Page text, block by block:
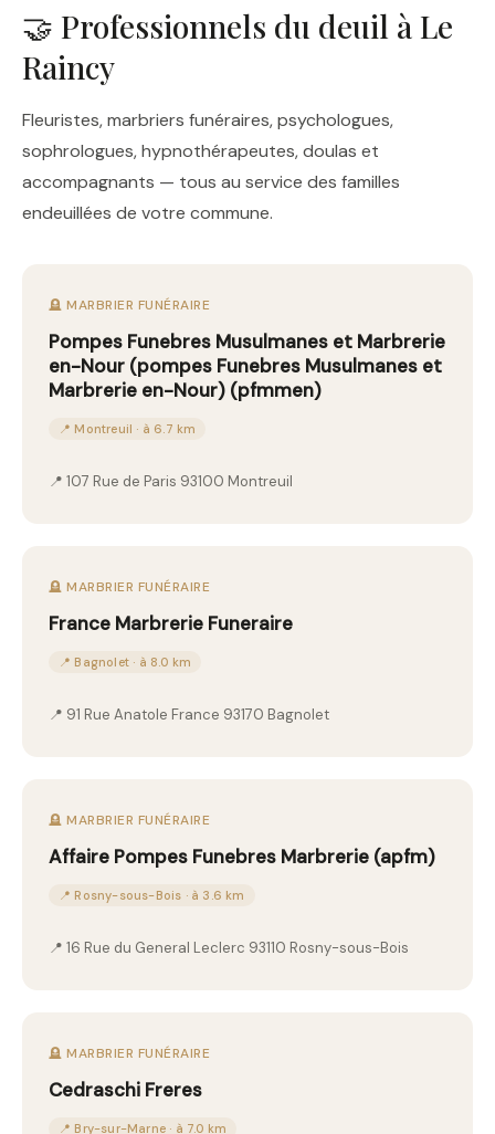
🤝 Professionnels du deuil à Le
Raincy
Fleuristes, marbriers funéraires, psychologues,
sophrologues, hypnothérapeutes, doulas et
accompagnants — tous au service des familles
endeuillées de votre commune.
🪦 MARBRIER FUNÉRAIRE
Pompes Funebres Musulmanes et Marbrerie
en-Nour (pompes Funebres Musulmanes et
Marbrerie en-Nour) (pfmmen)
📍 Montreuil · à 6.7 km
📍 107 Rue de Paris 93100 Montreuil
🪦 MARBRIER FUNÉRAIRE
France Marbrerie Funeraire
📍 Bagnolet · à 8.0 km
📍 91 Rue Anatole France 93170 Bagnolet
🪦 MARBRIER FUNÉRAIRE
Affaire Pompes Funebres Marbrerie (apfm)
📍 Rosny-sous-Bois · à 3.6 km
📍 16 Rue du General Leclerc 93110 Rosny-sous-Bois
🪦 MARBRIER FUNÉRAIRE
Cedraschi Freres
📍 Bry-sur-Marne · à 7.0 km